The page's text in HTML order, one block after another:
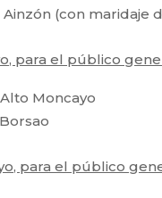
(con maridaje
para el público
Moncayo
para el público